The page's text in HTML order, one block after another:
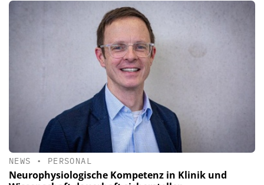
NEWS • PERSONAL
Neurophysiologische Kompetenz in Klinik und